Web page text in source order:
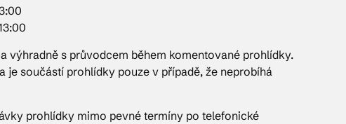
výhradně s průvodcem během komentované prohlídky.
je součástí prohlídky pouze v případě, že neprobíhá
prohlídky mimo pevné termíny po telefonické